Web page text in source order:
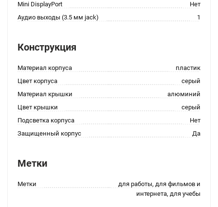
Mini DisplayPort
Нет
Аудио выходы (3.5 мм jack)
1
Конструкция
Материал корпуса
пластик
Цвет корпуса
серый
Материал крышки
алюминий
Цвет крышки
серый
Подсветка корпуса
Нет
Защищенный корпус
Да
Метки
Метки
для работы, для фильмов и
интернета, для учебы